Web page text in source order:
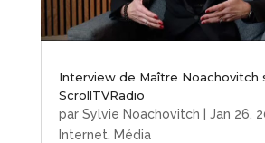
Interview de Maître Noachovitch
ScrollTVRadio
par Sylvie Noachovitch Jan 26,
Internet
Média